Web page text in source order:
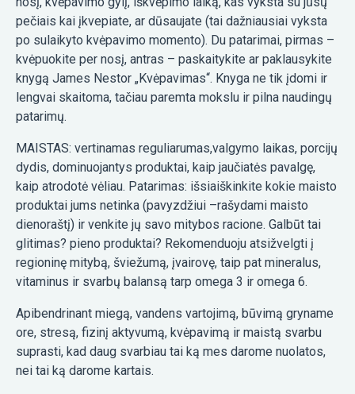
pečiais kai įkvepiate, ar dūsaujate (tai dažniausiai vyksta
po sulaikyto kvėpavimo momento). Du patarimai, pirmas –
kvėpuokite per nosį, antras – paskaitykite ar paklausykite
knygą James Nestor „Kvėpavimas“. Knyga ne tik įdomi ir
lengvai skaitoma, tačiau paremta mokslu ir pilna naudingų
patarimų.
MAISTAS: vertinamas reguliarumas,valgymo laikas, porcijų
dydis, dominuojantys produktai, kaip jaučiatės pavalgę,
kaip atrodotė vėliau. Patarimas: išsiaiškinkite kokie maisto
produktai jums netinka (pavyzdžiui –rašydami maisto
dienoraštį) ir venkite jų savo mitybos racione. Galbūt tai
glitimas? pieno produktai? Rekomenduoju atsižvelgti į
regioninę mitybą, šviežumą, įvairovę, taip pat mineralus,
vitaminus ir svarbų balansą tarp omega 3 ir omega 6.
Apibendrinant miegą, vandens vartojimą, būvimą gryname
ore, stresą, fizinį aktyvumą, kvėpavimą ir maistą svarbu
suprasti, kad daug svarbiau tai ką mes darome nuolatos,
nei tai ką darome kartais.